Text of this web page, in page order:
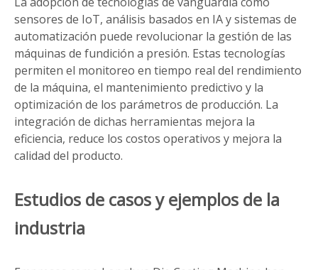
sensores de IoT, análisis basados ​​en IA y sistemas de
automatización puede revolucionar la gestión de las
máquinas de fundición a presión. Estas tecnologías
permiten el monitoreo en tiempo real del rendimiento
de la máquina, el mantenimiento predictivo y la
optimización de los parámetros de producción. La
integración de dichas herramientas mejora la
eficiencia, reduce los costos operativos y mejora la
calidad del producto.
Estudios de casos y ejemplos de la
industria